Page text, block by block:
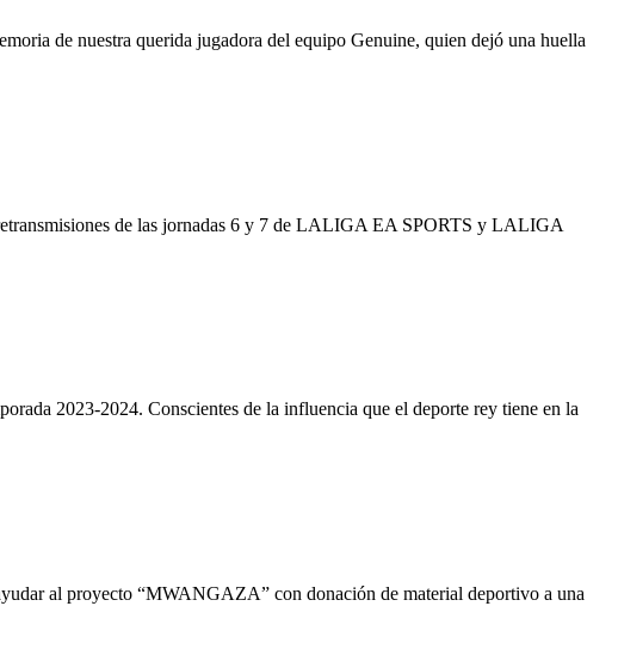
de nuestra querida jugadora del equipo Genuine, quien dejó una huella
de las jornadas 6 y 7 de LALIGA EA SPORTS y LALIGA
2023-2024. Conscientes de la influencia que el deporte rey tiene en la
al proyecto “MWANGAZA” con donación de material deportivo a una